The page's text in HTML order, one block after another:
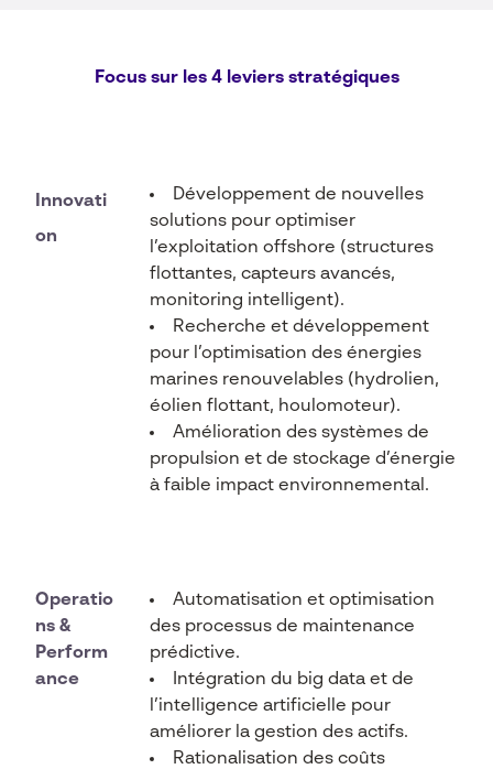
Focus sur les 4 leviers stratégiques
Innovati
on
Développement de nouvelles
solutions pour optimiser
l’exploitation offshore (structures
flottantes, capteurs avancés,
monitoring intelligent).
Recherche et développement
pour l’optimisation des énergies
marines renouvelables (hydrolien,
éolien flottant, houlomoteur).
Amélioration des systèmes de
propulsion et de stockage d’énergie
à faible impact environnemental.
Operatio
ns &
Perform
ance
Automatisation et optimisation
des processus de maintenance
prédictive.
Intégration du big data et de
l’intelligence artificielle pour
améliorer la gestion des actifs.
Rationalisation des coûts